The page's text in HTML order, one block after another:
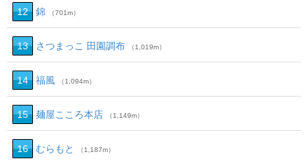
12 錦 （701m）
13 さつまっこ 田園調布 （1,019m）
14 福風 （1,094m）
15 麺屋こころ本店 （1,149m）
16 むらもと （1,187m）